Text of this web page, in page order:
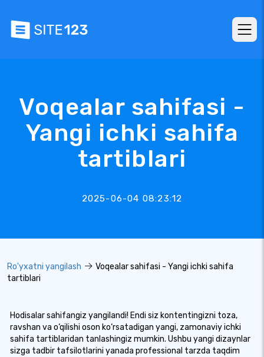
Voqealar sahifasi -
Yangi ichki sahifa
tartiblari
2025-06-04 08:23:12
Ro'yxatni yangilash
Voqealar sahifasi - Yangi ichki sahifa
tartiblari
Hodisalar sahifangiz yangilandi! Endi siz kontentingizni toza,
ravshan va o‘qilishi oson ko‘rsatadigan yangi, zamonaviy ichki
sahifa tartiblaridan tanlashingiz mumkin. Ushbu yangi dizaynlar
sizga tadbir tafsilotlarini yanada professional tarzda taqdim